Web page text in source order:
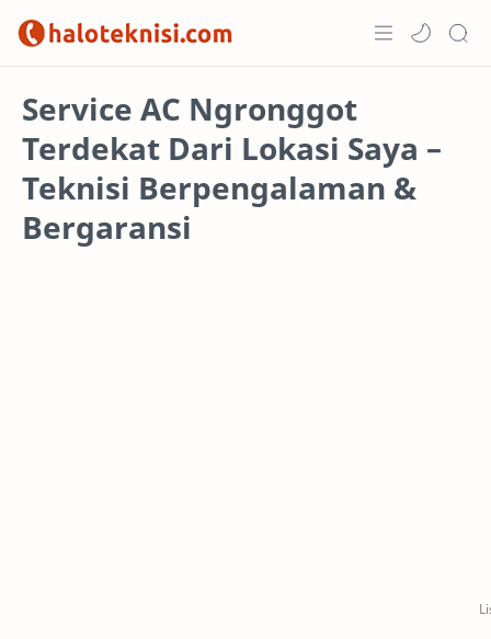
Projects
Service AC Ngronggot
Terdekat Dari Lokasi Saya –
Teknisi Berpengalaman &
Bergaransi